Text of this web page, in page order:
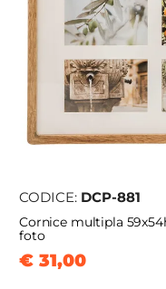
CODICE: DCP-881
Cornice multipla
foto
€ 31,00